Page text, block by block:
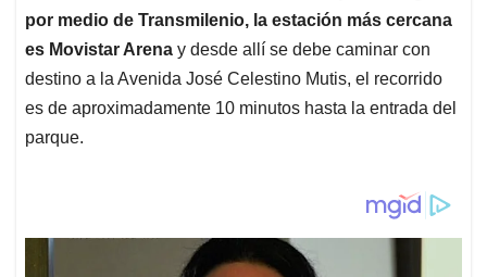
por medio de Transmilenio, la estación más cercana
es Movistar Arena y desde allí se debe caminar con
destino a la Avenida José Celestino Mutis, el recorrido
es de aproximadamente 10 minutos hasta la entrada del
parque.